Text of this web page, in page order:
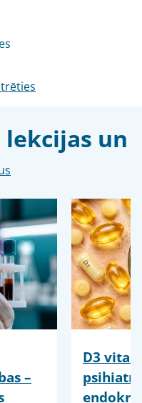
un
–
D3